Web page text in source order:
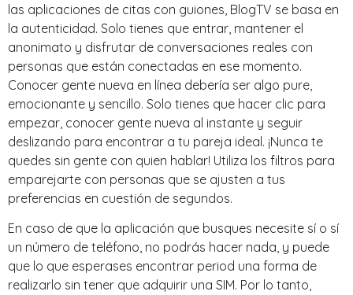
las aplicaciones de citas con guiones, BlogTV se basa en
la autenticidad. Solo tienes que entrar, mantener el
anonimato y disfrutar de conversaciones reales con
personas que están conectadas en ese momento.
Conocer gente nueva en línea debería ser algo pure,
emocionante y sencillo. Solo tienes que hacer clic para
empezar, conocer gente nueva al instante y seguir
deslizando para encontrar a tu pareja ideal. ¡Nunca te
quedes sin gente con quien hablar! Utiliza los filtros para
emparejarte con personas que se ajusten a tus
preferencias en cuestión de segundos.
En caso de que la aplicación que busques necesite sí o sí
un número de teléfono, no podrás hacer nada, y puede
que lo que esperases encontrar period una forma de
realizarlo sin tener que adquirir una SIM. Por lo tanto,